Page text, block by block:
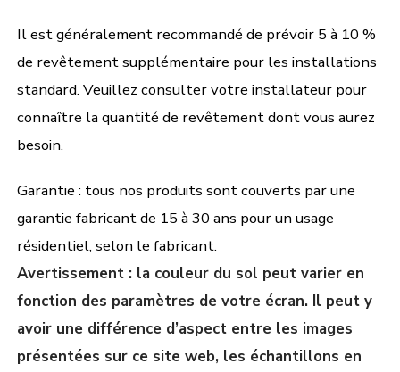
Il est généralement recommandé de prévoir 5 à 10 %
de revêtement supplémentaire pour les installations
standard. Veuillez consulter votre installateur pour
connaître la quantité de revêtement dont vous aurez
besoin.
Garantie : tous nos produits sont couverts par une
garantie fabricant de 15 à 30 ans pour un usage
résidentiel, selon le fabricant.
Avertissement : la couleur du sol peut varier en
fonction des paramètres de votre écran. Il peut y
avoir une différence d’aspect entre les images
présentées sur ce site web, les échantillons en